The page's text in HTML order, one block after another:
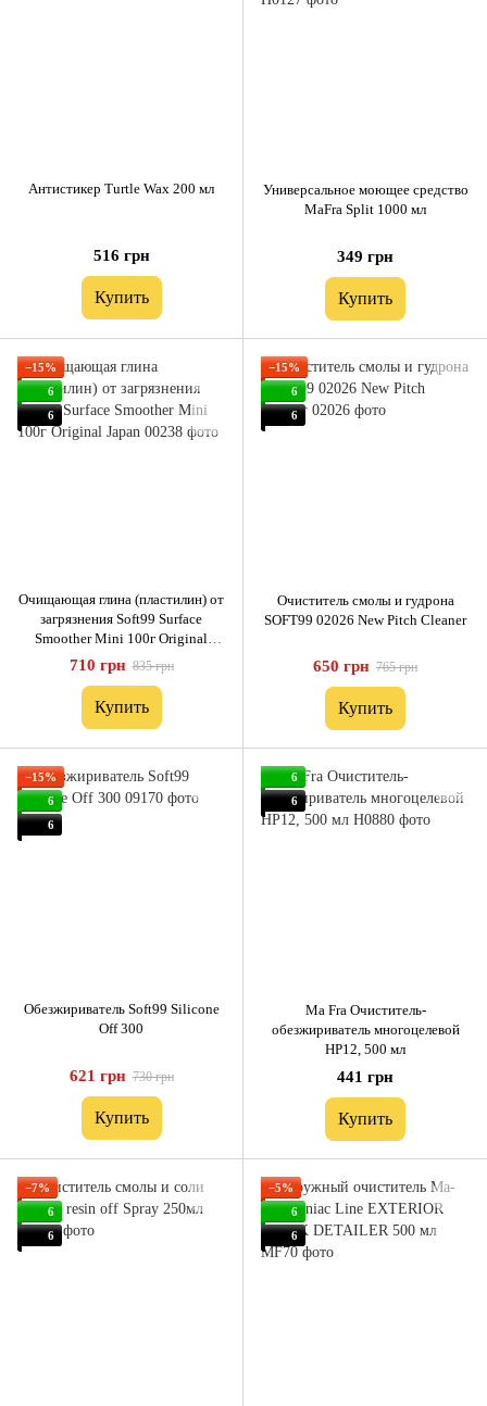
Антистикер Turtle Wax 200 мл
516 грн
Купить
Универсальное моющее средство
MaFra Split 1000 мл
349 грн
Купить
−15%
6
6
Очищающая глина (пластилин) от
загрязнения Soft99 Surface
Smoother Mini 100г Original
Japan
710 грн 835 грн
Купить
−15%
6
6
Очиститель смолы и гудрона
SOFT99 02026 New Pitch Cleaner
650 грн 765 грн
Купить
−15%
6
6
Обезжириватель Soft99 Silicone
Off 300
621 грн 730 грн
Купить
6
6
Ma Fra Очиститель-
обезжириватель многоцелевой
HP12, 500 мл
441 грн
Купить
−7%
6
6
−5%
6
6